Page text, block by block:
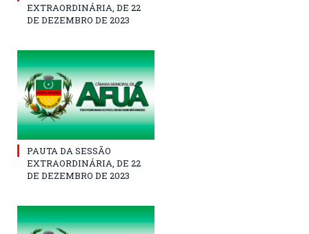
EXTRAORDINÁRIA, DE 22
DE DEZEMBRO DE 2023
PAUTA DA SESSÃO
EXTRAORDINÁRIA, DE 22
DE DEZEMBRO DE 2023